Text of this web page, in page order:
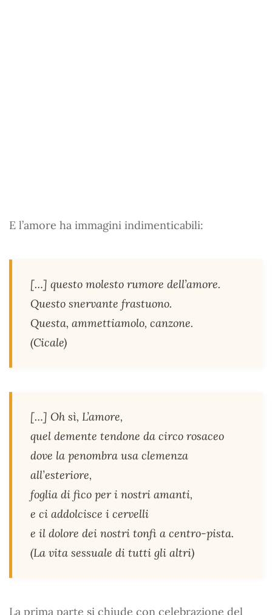
E l’amore ha immagini indimenticabili:
[…] questo molesto rumore dell’amore.
Questo snervante frastuono.
Questa, ammettiamolo, canzone.
(Cicale)
[…] Oh sì, L’amore,
quel demente tendone da circo rosaceo
dove la penombra usa clemenza
all’esteriore,
foglia di fico per i nostri amanti,
e ci addolcisce i cervelli
e il dolore dei nostri tonfi a centro-pista.
(La vita sessuale di tutti gli altri)
La prima parte si chiude con celebrazione del